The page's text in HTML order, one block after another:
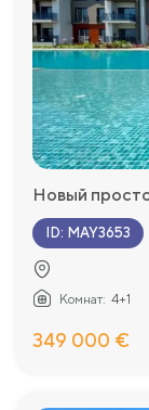
Новый
ID: MAY3653
Комнат: 4+1
349 000 €